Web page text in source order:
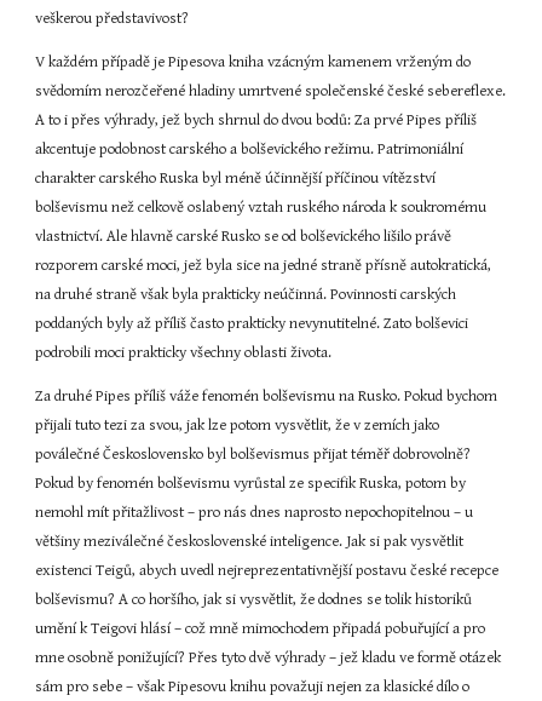
veškerou představivost?
V každém případě je Pipesova kniha vzácným kamenem vrženým do
svědomím nerozčeřené hladiny umrtvené společenské české sebereflexe.
A to i přes výhrady, jež bych shrnul do dvou bodů: Za prvé Pipes příliš
akcentuje podobnost carského a bolševického režimu. Patrimoniální
charakter carského Ruska byl méně účinnější příčinou vítězství
bolševismu než celkově oslabený vztah ruského národa k soukromému
vlastnictví. Ale hlavně carské Rusko se od bolševického lišilo právě
rozporem carské moci, jež byla sice na jedné straně přísně autokratická,
na druhé straně však byla prakticky neúčinná. Povinnosti carských
poddaných byly až příliš často prakticky nevynutitelné. Zato bolševici
podrobili moci prakticky všechny oblasti života.
Za druhé Pipes příliš váže fenomén bolševismu na Rusko. Pokud bychom
přijali tuto tezi za svou, jak lze potom vysvětlit, že v zemích jako
poválečné Československo byl bolševismus přijat téměř dobrovolně?
Pokud by fenomén bolševismu vyrůstal ze specifik Ruska, potom by
nemohl mít přitažlivost – pro nás dnes naprosto nepochopitelnou – u
většiny meziválečné československé inteligence. Jak si pak vysvětlit
existenci Teigů, abych uvedl nejreprezentativnější postavu české recepce
bolševismu? A co horšího, jak si vysvětlit, že dodnes se tolik historiků
umění k Teigovi hlásí – což mně mimochodem připadá pobuřující a pro
mne osobně ponižující? Přes tyto dvě výhrady – jež kladu ve formě otázek
sám pro sebe – však Pipesovu knihu považuji nejen za klasické dílo o